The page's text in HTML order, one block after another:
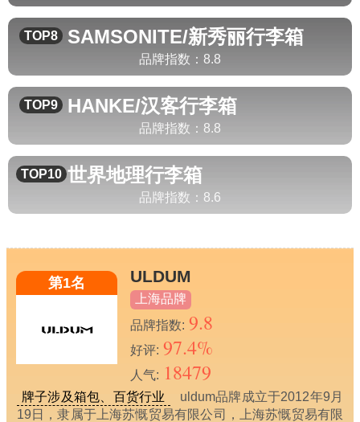
TOP8 SAMSONITE/新秀丽行李箱
品牌指数： 8.8
TOP9 HANKE/汉客行李箱
品牌指数： 8.8
TOP10 世界地理行李箱
品牌指数： 8.6
第1名 ULDUM
上海品牌
品牌指数: 9.8
好评: 97.4%
人气: 18479
牌子涉及箱包、百货行业
uldum品牌成立于2012年9月
19日，隶属于上海苏慨贸易有限公司，上海苏慨贸易有限